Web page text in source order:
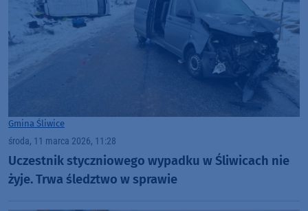
Gmina Śliwice
środa, 11 marca 2026, 11:28
Uczestnik styczniowego wypadku w Śliwicach nie
żyje. Trwa śledztwo w sprawie